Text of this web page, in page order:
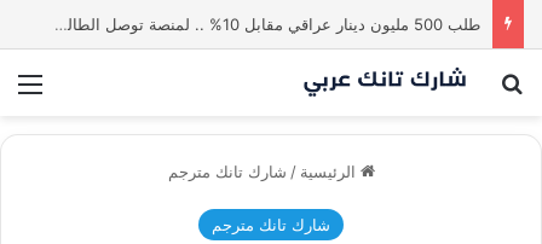
طلب 500 مليون دينار عراقي مقابل 10% .. لمنصة توصل الطالب بالاستاذ | شارك تانك العراق
بحث عن
الرئيسية / شارك تانك مترجم
شارك تانك مترجم